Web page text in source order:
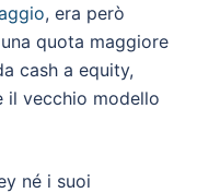
, era però
quota maggiore
cash a equity,
il vecchio modello
né i suoi